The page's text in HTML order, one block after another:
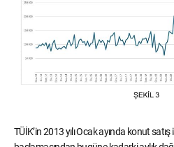
TÜİK’in 2013 yılı Ocak ayında konut